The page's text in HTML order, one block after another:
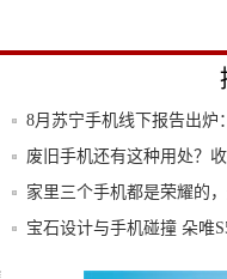
8月苏宁手机线下报告出炉
废旧手机还有这种用处？
有它干
家里三个手机都是荣耀的
给老妈
宝石设计与手机碰撞 朵唯